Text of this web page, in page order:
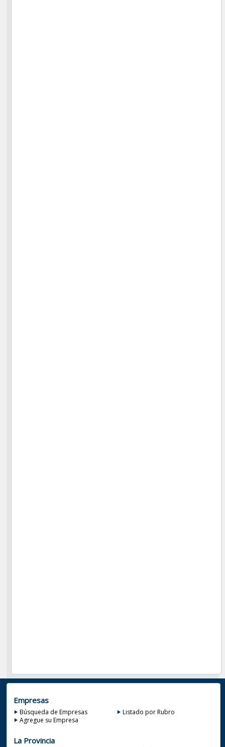
Empresas
Búsqueda de Empresas
Listado por Rubro
Agregue su Empresa
La Provincia